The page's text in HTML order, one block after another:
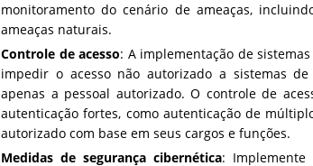
monitoramento do cenário de ameaças,
ameaças naturais.
Controle de acesso: A implementação de
impedir o acesso não autorizado a sistemas
apenas a pessoal autorizado. O controle de
autenticação fortes, como autenticação de
autorizado com base em seus cargos e funções.
Medidas de segurança cibernética: Implemente